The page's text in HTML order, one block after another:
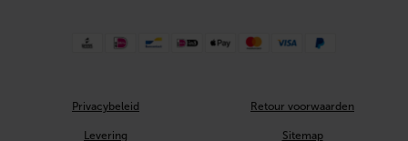
Privacybeleid Retour voorwaarden
Levering Sitemap